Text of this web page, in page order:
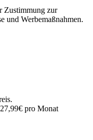
Zustimmung zur
und Werbemaßnahmen.
pro Monat